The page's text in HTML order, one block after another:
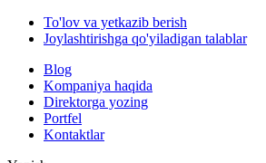
To'lov va yetkazib berish
Joylashtirishga qo'yiladigan talablar
Blog
Kompaniya haqida
Direktorga yozing
Portfel
Kontaktlar